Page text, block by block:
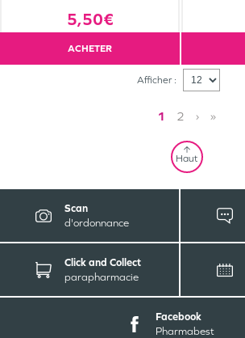
5,50€
ACHETER
Afficher :
1 2 › »
Haut
Scan
d'ordonnance
Click and Collect
parapharmacie
Facebook
Pharmabest